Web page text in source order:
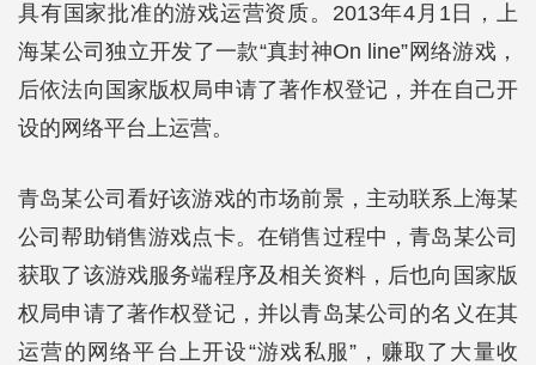
具有国家批准的游戏运营资质。2013年4月1日，上
海某公司独立开发了一款“真封神On line”网络游戏，
后依法向国家版权局申请了著作权登记，并在自己开
设的网络平台上运营。
青岛某公司看好该游戏的市场前景，主动联系上海某
公司帮助销售游戏点卡。在销售过程中，青岛某公司
获取了该游戏服务端程序及相关资料，后也向国家版
权局申请了著作权登记，并以青岛某公司的名义在其
运营的网络平台上开设“游戏私服”，赚取了大量收